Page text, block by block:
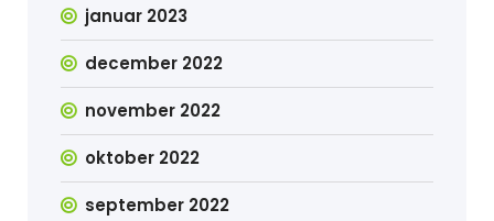
januar 2023
december 2022
november 2022
oktober 2022
september 2022